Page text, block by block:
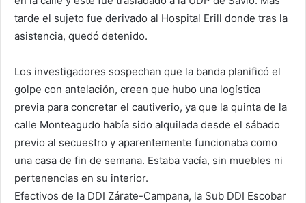
tarde el sujeto fue derivado al Hospital Erill donde tras la
asistencia, quedó detenido.
Los investigadores sospechan que la banda planificó el
golpe con antelación, creen que hubo una logística
previa para concretar el cautiverio, ya que la quinta de la
calle Monteagudo había sido alquilada desde el sábado
previo al secuestro y aparentemente funcionaba como
una casa de fin de semana. Estaba vacía, sin muebles ni
pertenencias en su interior.
Efectivos de la DDI Zárate-Campana, la Sub DDI Escobar